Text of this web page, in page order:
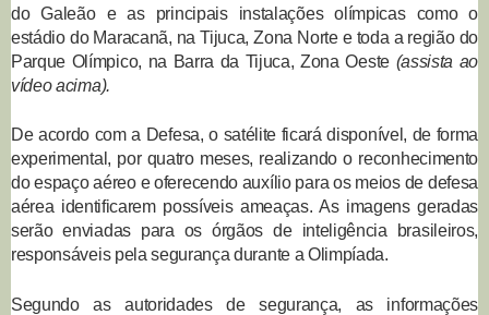
do Galeão e as principais instalações olímpicas como o
estádio do Maracanã, na Tijuca, Zona Norte e toda a região do
Parque Olímpico, na Barra da Tijuca, Zona Oeste (assista ao
vídeo acima).
De acordo com a Defesa, o satélite ficará disponível, de forma
experimental, por quatro meses, realizando o reconhecimento
do espaço aéreo e oferecendo auxílio para os meios de defesa
aérea identificarem possíveis ameaças. As imagens geradas
serão enviadas para os órgãos de inteligência brasileiros,
responsáveis pela segurança durante a Olimpíada.
Segundo as autoridades de segurança, as informações